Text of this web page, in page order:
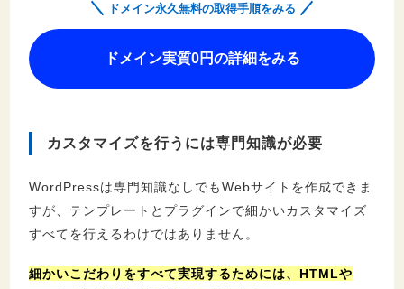
ドメイン永久無料の取得手順をみる
ドメイン実質0円の詳細をみる
カスタマイズを行うには専門知識が必要
WordPressは専門知識なしでもWebサイトを作成できま
すが、テンプレートとプラグインで細かいカスタマイズ
すべてを行えるわけではありません。
細かいこだわりをすべて実現するためには、HTMLや